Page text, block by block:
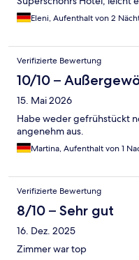
Eleni, Aufenthalt von 2
Verifizierte Bewertung
10/10 –
15. Mai 2026
Habe weder gefrühstückt
angenehm aus.
Martina, Aufenthalt von 1
Verifizierte Bewertung
8/10 – Sehr gut
16. Dez. 2025
Zimmer war top